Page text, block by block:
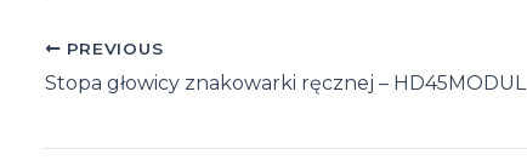
Post
navigation
PREVIOUS
Stopa głowicy znakowarki ręcznej – HD45MODUL